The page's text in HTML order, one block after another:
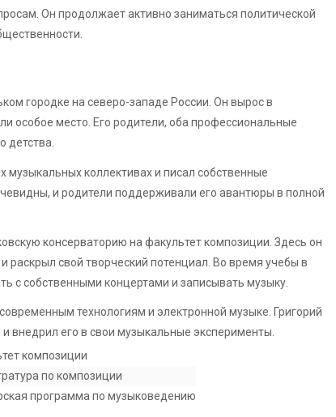
Он продолжает активно заниматься политической
городке на северо-западе России. Он вырос в
особое место. Его родители, оба профессиональные
детства.
музыкальных коллективах и писал собственные
и родители поддерживали его авантюры в полной
консерваторию на факультет композиции. Здесь он
раскрыл свой творческий потенциал. Во время учебы в
с собственными концертами и записывать музыку.
технологиям и электронной музыке. Григорий
внедрил его в свои музыкальные эксперименты.
композиции
по композиции
программа по музыковедению